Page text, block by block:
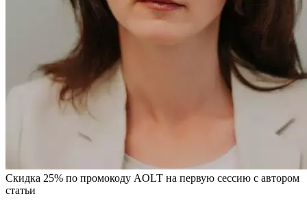
Скидка 25% по промокоду AOLT на первую сессию с автором
статьи